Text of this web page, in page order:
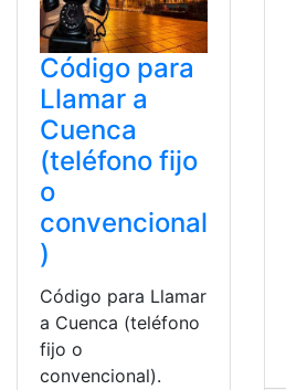
Código para
Llamar a
Cuenca
(teléfono fijo
o
convencional
)
Código para Llamar
a Cuenca (teléfono
fijo o
convencional).